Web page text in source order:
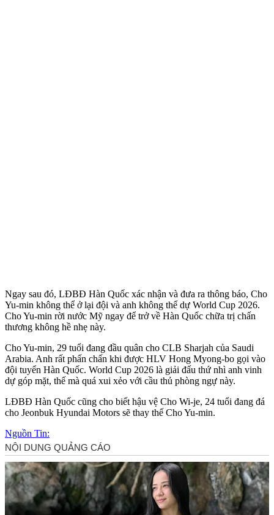
Ngay sau đó, LĐBĐ Hàn Quốc xác nhận và đưa ra thông báo, Cho
Yu-min không thể ở lại đội và anh không thể dự World Cup 2026.
Cho Yu-min rời nước Mỹ ngay để trở về Hàn Quốc chữa trị chấn
thương không hề nhẹ này.
Cho Yu-min, 29 tuổi đang đầu quân cho CLB Sharjah của Saudi
Arabia. Anh rất phấn chấn khi được HLV Hong Myong-bo gọi vào
đội tuyển Hàn Quốc. World Cup 2026 là giải đấu thứ nhì anh vinh
dự góp mặt, thế mà quá xui xẻo với cầu thủ phòng ngự này.
LĐBĐ Hàn Quốc cũng cho biết hậu vệ Cho Wi-je, 24 tuổi đang đá
cho Jeonbuk Hyundai Motors sẽ thay thế Cho Yu-min.
Nguồn Tin: